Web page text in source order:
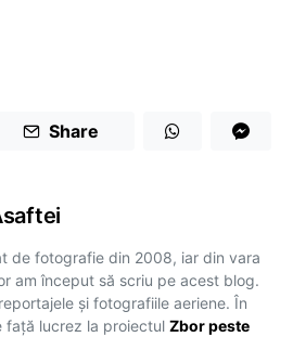
Share
de fotografie din 2008, iar din vara
am început să scriu pe acest blog.
și fotografiile aeriene. În
față lucrez la proiectul Zbor peste